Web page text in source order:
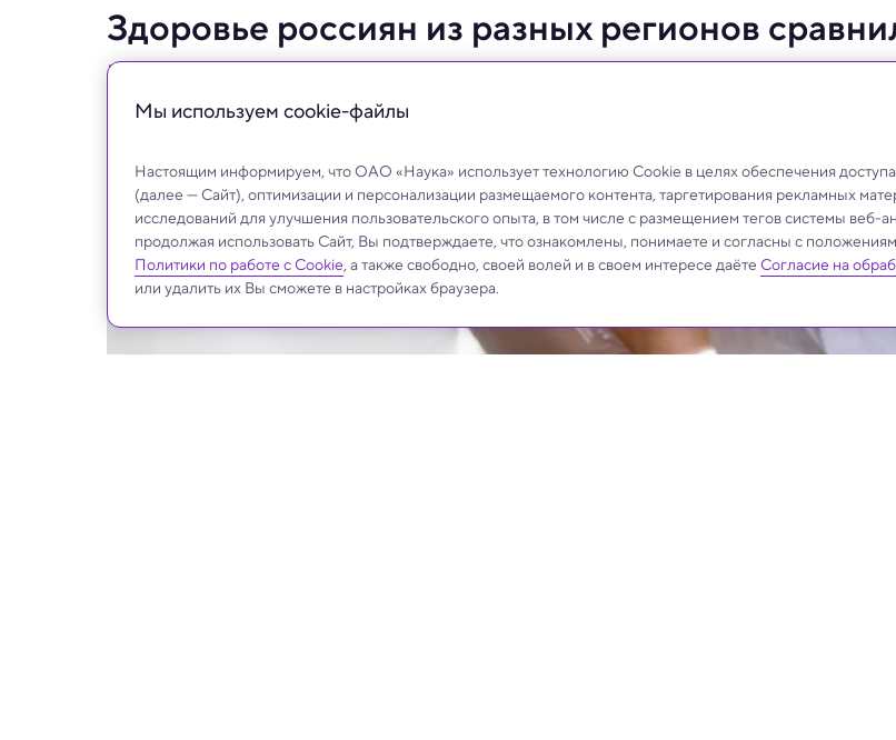
Здоровье россиян из разных регионов
показателями соседних стран
Кризис 90-х сильно ударил по здоровью нации, а экономические проблемы
Мы используем сookie-файлы
Настоящим информируем, что ОАО «Наука» использует технологию Cookie в целях обеспечения
(далее — Сайт), оптимизации и персонализации размещаемого контента, таргетирования рекламных
исследований для улучшения пользовательского опыта, в том числе с размещением тегов системы
продолжая использовать Сайт, Вы подтверждаете, что ознакомлены, понимаете и согласны с
Политики по работе с Cookie, а также свободно, своей волей и в своем интересе даёте Согласие на
или удалить их Вы сможете в настройках браузера.